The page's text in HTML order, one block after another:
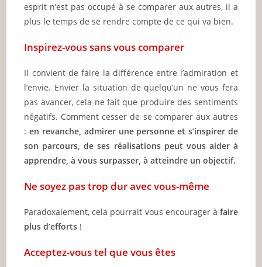
esprit n’est pas occupé à se comparer aux autres, il a
plus le temps de se rendre compte de ce qui va bien.
Inspirez-vous sans vous comparer
Il convient de faire la différence entre l’admiration et
l’envie. Envier la situation de quelqu’un ne vous fera
pas avancer, cela ne fait que produire des sentiments
négatifs. Comment cesser de se comparer aux autres
:en revanche, admirer une personne et s’inspirer de
son parcours, de ses réalisations peut vous aider à
apprendre, à vous surpasser, à atteindre un objectif.
Ne soyez pas trop dur avec vous-même
Paradoxalement, cela pourrait vous encourager à faire
plus d’efforts !
Acceptez-vous tel que vous êtes